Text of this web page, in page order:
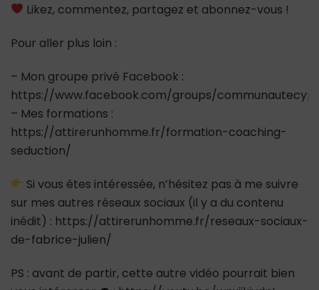
Likez, commentez, partagez et abonnez-vous !
Pour aller plus loin :
– Mon groupe privé Facebook :
https://www.facebook.com/groups/
– Mes formations :
https://attirerunhomme.fr/formation-coaching-
seduction/
Si vous êtes intéressée, n’hésitez pas à me suivre
sur mes autres réseaux sociaux (il y a du contenu
inédit) : https://attirerunhomme.fr/reseaux-sociaux-
de-fabrice-julien/
PS : avant de partir, cette autre vidéo pourrait bien